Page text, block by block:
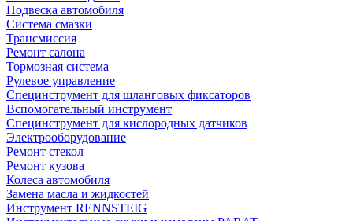
Подвеска автомобиля
Система смазки
Трансмиссия
Ремонт салона
Тормозная система
Рулевое управление
Специнструмент для шланговых фиксаторов
Вспомогательный инструмент
Специнструмент для кислородных датчиков
Электрооборудование
Ремонт стекол
Ремонт кузова
Колеса автомобиля
Замена масла и жидкостей
Инструмент RENNSTEIG